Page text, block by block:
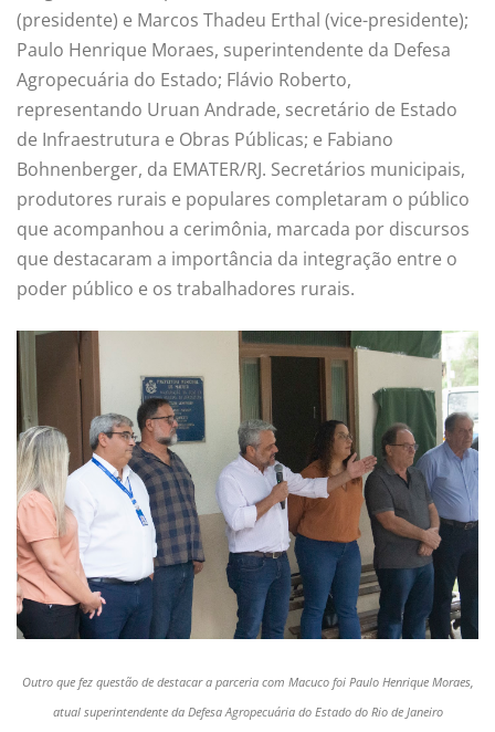
(presidente) e Marcos Thadeu Erthal (vice-presidente);
Paulo Henrique Moraes, superintendente da Defesa
Agropecuária do Estado; Flávio Roberto,
representando Uruan Andrade, secretário de Estado
de Infraestrutura e Obras Públicas; e Fabiano
Bohnenberger, da EMATER/RJ. Secretários municipais,
produtores rurais e populares completaram o público
que acompanhou a cerimônia, marcada por discursos
que destacaram a importância da integração entre o
poder público e os trabalhadores rurais.
Outro que fez questão de destacar a parceria com Macuco foi Paulo Henrique Moraes,
atual superintendente da Defesa Agropecuária do Estadodo Rio de Janeiro